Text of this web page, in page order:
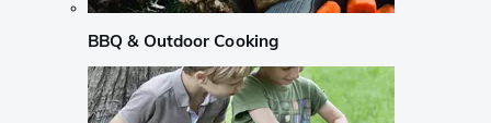
BBQ & Outdoor Cooking